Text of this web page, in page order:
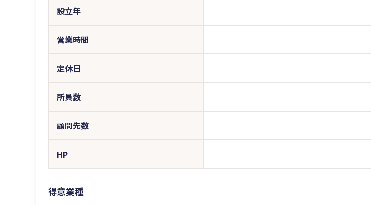
設立年
営業時間
定休日
所員数
顧問先数
HP
得意業種